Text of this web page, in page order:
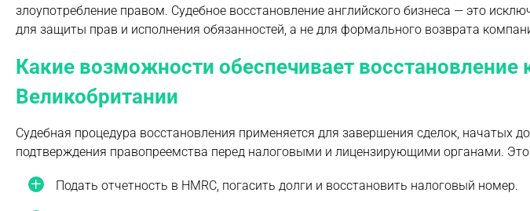
злоупотребление правом. Судебное восстановление английского бизнеса — это
для защиты прав и исполнения обязанностей, а не для формального возврата
Какие возможности обеспечивает восстановление
Великобритании
Судебная процедура восстановления применяется для завершения сделок, начатых
подтверждения правопреемства перед налоговыми и лицензирующими органами. Это
Подать отчетность в HMRC, погасить долги и восстановить налоговый номер.